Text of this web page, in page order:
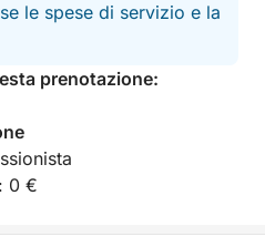
le spese di servizio e la
prenotazione:
0 €